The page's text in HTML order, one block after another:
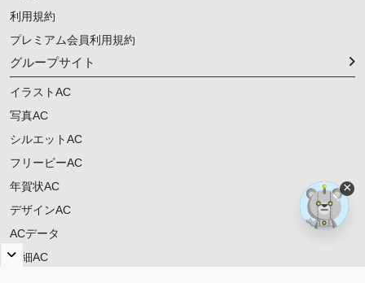
利用規約
プレミアム会員利用規約
グループサイト
イラストAC
写真AC
シルエットAC
フリービーAC
年賀状AC
デザインAC
ACデータ
明細AC
×